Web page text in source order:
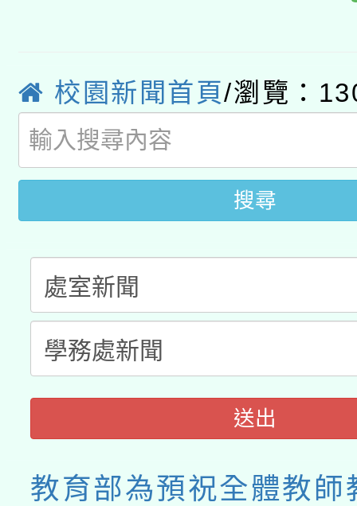
用水績優單位及節水達
動」
桃園市孔廟祈福系列
開 智慧啟航」
2026年桃園地景藝術
校園新聞首頁/瀏覽：
搜尋
送出
教育部為預祝全體教師